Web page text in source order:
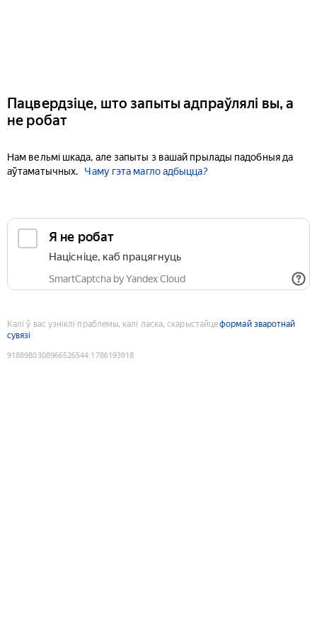
Пацвердзіце, што запыты адпраўлялі вы, а
не робат
Нам вельмі шкада, але запыты з вашай прылады падобныя да
аўтаматычных.
Чаму гэта магло адбыцца?
Я не робат
Націсніце, каб працягнуць
SmartCaptcha by Yandex Cloud
Калі ў вас узніклі праблемы, калі ласка, скарыстайцеформай зваротнай
сувязі
9188980308966526544:1786193918